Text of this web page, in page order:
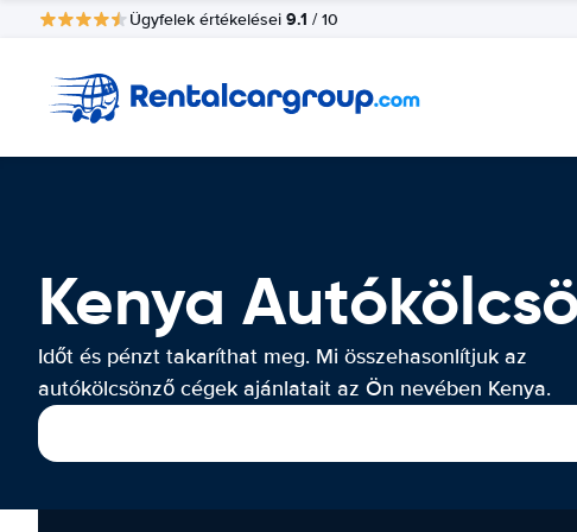
Ügyfelek értékelései 9.1 / 10
Kenya
Időt és pénzt takaríthat meg. Mi összehasonlítjuk az
autókölcsönző cégek ajánlatait az Ön nevében Kenya.